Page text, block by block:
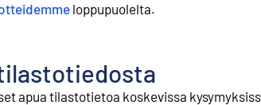
loppupuolelta.
apua tilastotietoa koskevissa